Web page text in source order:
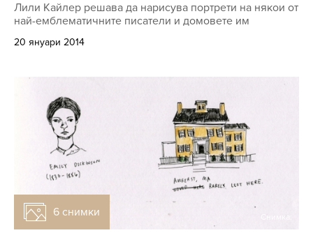
Enter
Лили Кайлер решава да нарисува портрети на някои от
най-емблематичните писатели и домовете им
20 януари 2014
6 снимки Снимка: